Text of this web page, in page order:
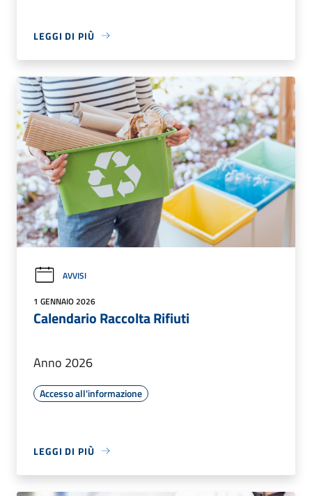
LEGGI DI PIÙ
AVVISI
1 GENNAIO 2026
Calendario Raccolta Rifiuti
Anno 2026
Accesso all'informazione
LEGGI DI PIÙ